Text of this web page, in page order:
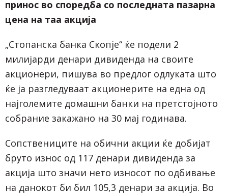
принос во споредба со последната пазарна
цена на таа акција
„Стопанска банка Скопје“ ќе подели 2
милијарди денари дивиденда на своите
акционери, пишува во предлог одлуката што
ќе ја разгледуваат акционерите на една од
најголемите домашни банки на претстојното
собрание закажано на 30 мај годинава.
Сопствениците на обични акции ќе добијат
бруто износ од 117 денари дивиденда за
акција што значи нето износот по одбивање
на данокот би бил 105,3 денари за акција. Во